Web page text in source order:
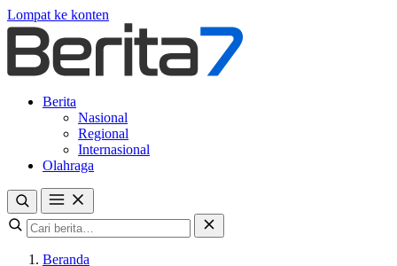
Lompat ke konten
Berita
Nasional
Regional
Internasional
Olahraga
Beranda